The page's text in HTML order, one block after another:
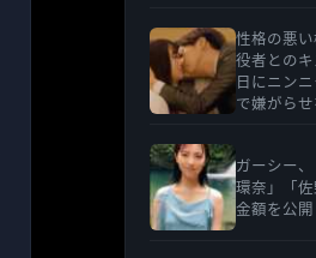
性格の悪
役者との
日にニン
で嫌がら
ガーシー
環奈」「
金額を公開